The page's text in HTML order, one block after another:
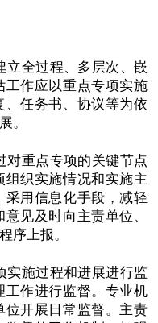
立全过程、多层次、嵌
工作应以重点专项实施
任务书、协议等为依
。
对重点专项的关键节点
织实施情况和实施主
用信息化手段，减轻
见及时向主责单位、
序上报。
实施过程和进展进行监
作进行监督。专业机
开展日常监督。主责